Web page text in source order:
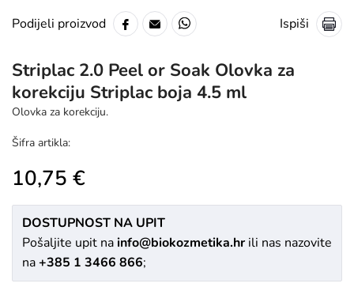
Podijeli proizvod Ispiši
Striplac 2.0 Peel or Soak Olovka za
korekciju Striplac boja 4.5 ml
Olovka za korekciju.
Šifra artikla:
10,75 €
DOSTUPNOST NA UPIT
Pošaljite upit nainfo@biokozmetika.hrili nas nazovite
na+385 1 3466 866;